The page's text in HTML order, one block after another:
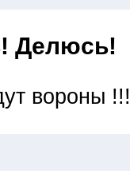
Делюсь!
вороны